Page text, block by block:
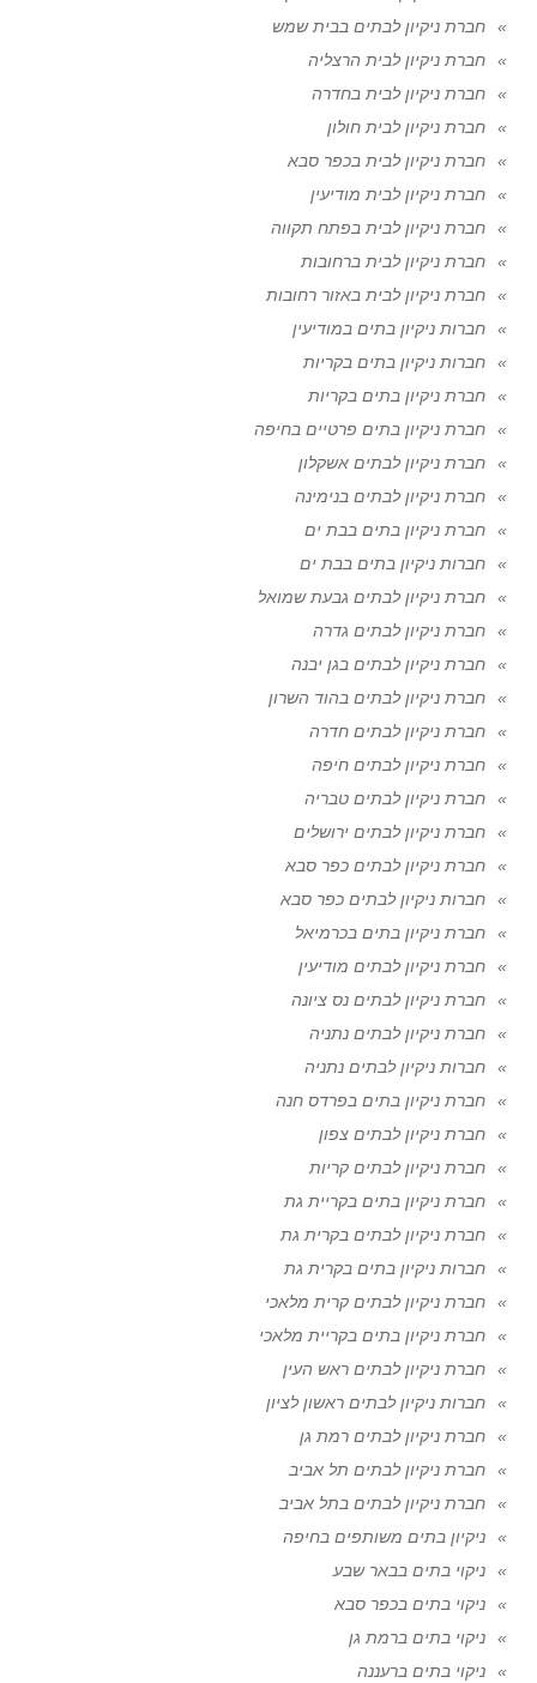
חברת ניקיון לבתים בבית שמש
חברת ניקיון לבית הרצליה
חברת ניקיון לבית בחדרה
חברת ניקיון לבית חולון
חברת ניקיון לבית בכפר סבא
חברת ניקיון לבית מודיעין
חברת ניקיון לבית בפתח תקווה
חברת ניקיון לבית ברחובות
חברת ניקיון לבית באזור רחובות
חברות ניקיון בתים במודיעין
חברות ניקיון בתים בקריות
חברת ניקיון בתים בקריות
חברת ניקיון בתים פרטיים בחיפה
חברת ניקיון לבתים אשקלון
חברת ניקיון לבתים בנימינה
חברת ניקיון בתים בבת ים
חברות ניקיון בתים בבת ים
חברת ניקיון לבתים גבעת שמואל
חברת ניקיון לבתים גדרה
חברת ניקיון לבתים בגן יבנה
חברת ניקיון לבתים בהוד השרון
חברת ניקיון לבתים חדרה
חברת ניקיון לבתים חיפה
חברת ניקיון לבתים טבריה
חברת ניקיון לבתים ירושלים
חברת ניקיון לבתים כפר סבא
חברות ניקיון לבתים כפר סבא
חברת ניקיון בתים בכרמיאל
חברת ניקיון לבתים מודיעין
חברת ניקיון לבתים נס ציונה
חברת ניקיון לבתים נתניה
חברות ניקיון לבתים נתניה
חברת ניקיון בתים בפרדס חנה
חברת ניקיון לבתים צפון
חברת ניקיון לבתים קריות
חברת ניקיון בתים בקריית גת
חברת ניקיון לבתים בקרית גת
חברות ניקיון בתים בקרית גת
חברת ניקיון לבתים קרית מלאכי
חברת ניקיון בתים בקריית מלאכי
חברת ניקיון לבתים ראש העין
חברות ניקיון לבתים ראשון לציון
חברת ניקיון לבתים רמת גן
חברת ניקיון לבתים תל אביב
חברת ניקיון לבתים בתל אביב
ניקיון בתים משותפים בחיפה
ניקוי בתים בבאר שבע
ניקוי בתים בכפר סבא
ניקוי בתים ברמת גן
ניקוי בתים ברעננה